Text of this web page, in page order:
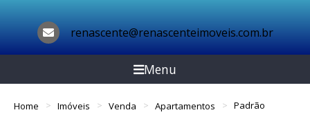
renascente@renascenteimoveis.com.br
Menu
Home Imóveis Venda Apartamentos Padrão